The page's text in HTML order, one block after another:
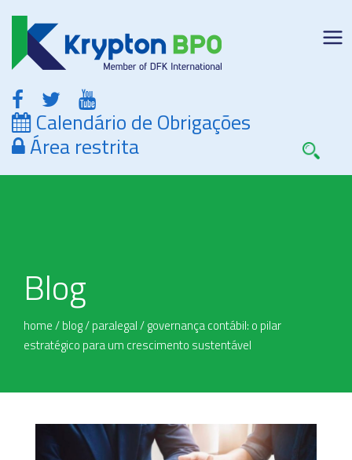
Calendário de Obrigações
Área restrita
Blog
home/blog/paralegal/governança contábil: o pilar
estratégico para um crescimento sustentável